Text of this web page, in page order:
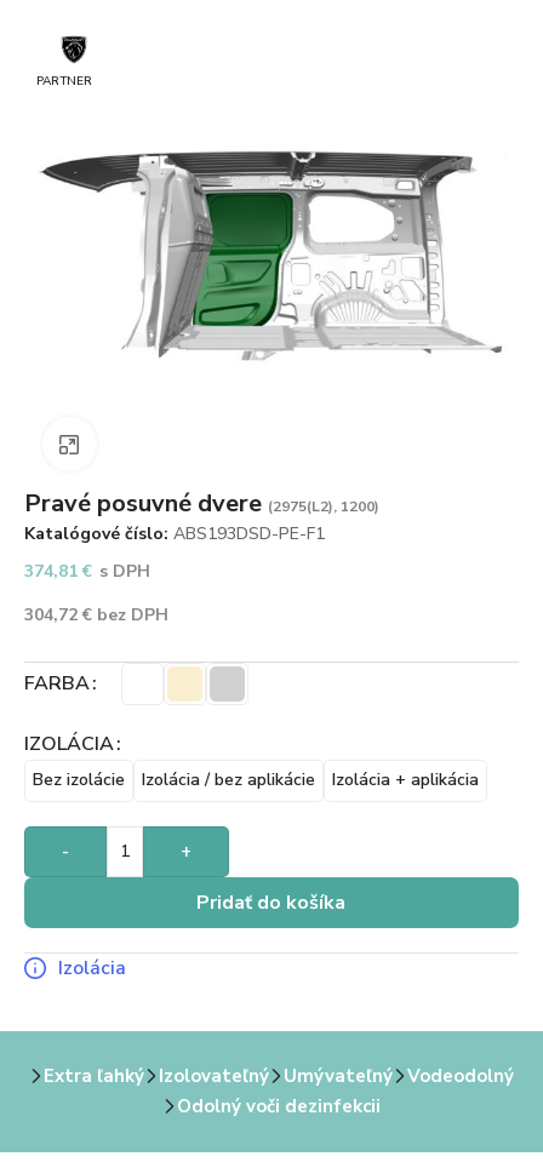
PARTNER
Pravé posuvné dvere (2975(L2), 1200)
Katalógové číslo: ABS193DSD-PE-F1
374,81€ s DPH
304,72€ bez DPH
FARBA
IZOLÁCIA
Bez izolácie Izolácia / bez aplikácie Izolácia + aplikácia
- +
Pridať do košíka
Izolácia
Extra ľahký Izolovateľný Umývateľný
Vodeodolný
Odolný voči dezinfekcii